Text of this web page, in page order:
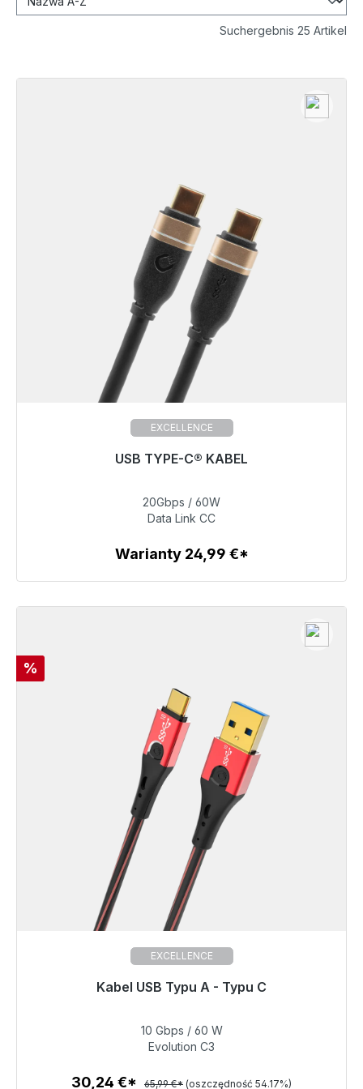
Suchergebnis 25 Artikel
EXCELLENCE
USB TYPE-C® KABEL
39,99 €
Szczegóły
20Gbps / 60W
Data Link CC
Warianty 24,99 €*
Rabat
%
EXCELLENCE
Kabel USB Typu A - Typu C
Gotowy do natychmiastowej wysyłki, czas dostawy
30,24 €
10 Gbps / 60 W
Evolution C3
30,24 €* 65,99 €* (oszczędność 54.17%)